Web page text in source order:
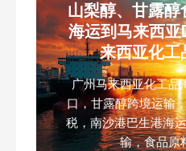
山梨醇、甘露
海运到马来西亚
来西亚化工
广州马来西亚化工品
口，甘露醇跨境运输
税，南沙港巴生港海
输，食品原